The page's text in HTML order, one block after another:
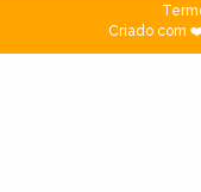
Criado com